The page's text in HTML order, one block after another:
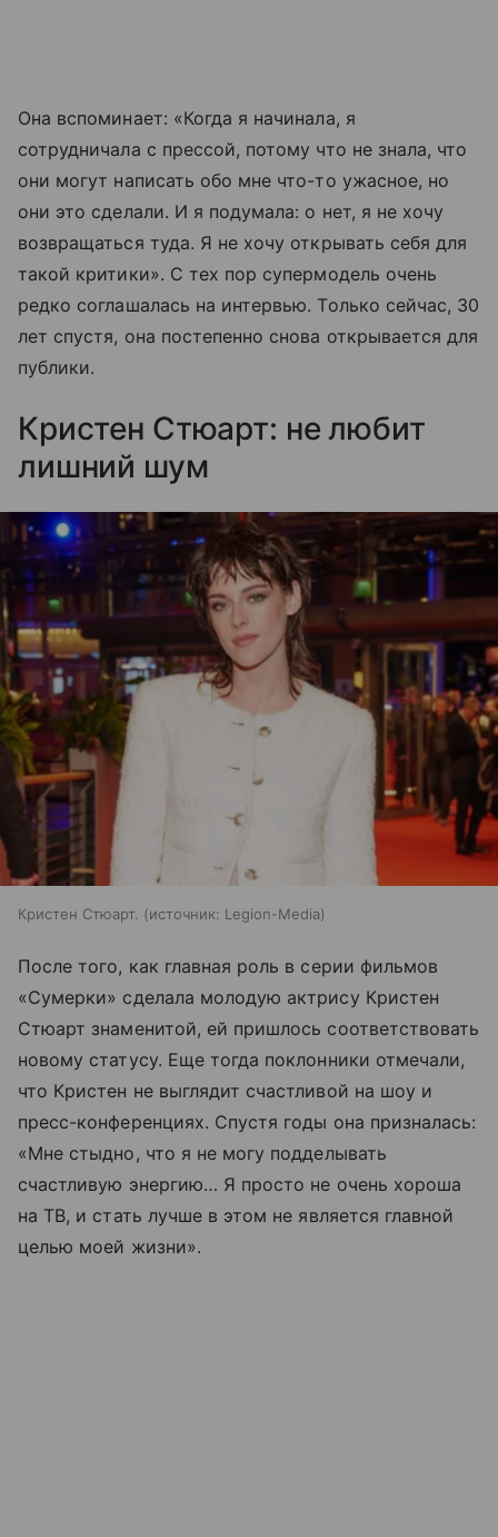
Она вспоминает: «Когда я начинала, я
сотрудничала с прессой, потому что не знала, что
они могут написать обо мне что-то ужасное, но
они это сделали. И я подумала: о нет, я не хочу
возвращаться туда. Я не хочу открывать себя для
такой критики». С тех пор супермодель очень
редко соглашалась на интервью. Только сейчас, 30
лет спустя, она постепенно снова открывается для
публики.
Кристен Стюарт: не любит
лишний шум
Кристен Стюарт. источник: Legion-Media
После того, как главная роль в серии фильмов
«Сумерки» сделала молодую актрису Кристен
Стюарт знаменитой, ей пришлось соответствовать
новому статусу. Еще тогда поклонники отмечали,
что Кристен не выглядит счастливой на шоу и
пресс-конференциях. Спустя годы она призналась:
«Мне стыдно, что я не могу подделывать
счастливую энергию… Я просто не очень хороша
на ТВ, и стать лучше в этом не является главной
целью моей жизни».